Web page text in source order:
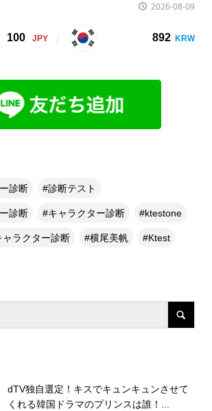
2026-08-09
100 892
診断 診断テスト
診断 キャラクター診断 ktestone
ャラクター診断 横尾美帆 Ktest
dTV独自選定！キスでキュンキュンさせて
くれる韓国ドラマのプリンスは誰！...